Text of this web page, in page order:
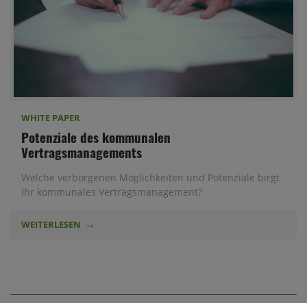
WHITE PAPER
Potenziale des kommunalen
Vertragsmanagements
Welche verborgenen Möglichkeiten und Potenziale birgt
Ihr kommunales Vertragsmanagement?
WEITERLESEN